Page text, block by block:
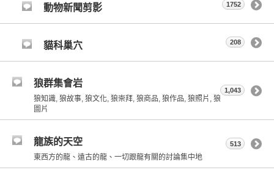
動物新聞剪影 1752
貓科巢穴 208
狼群集會岩
狼知識, 狼故事, 狼文化, 狼崇拜, 狼商品, 狼作品, 狼照片, 狼
圖片
1,043
龍族的天空
東西方的龍、遠古的龍、一切跟龍有關的討論集中地
513